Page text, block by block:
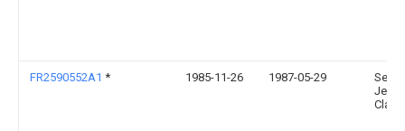
FR2590552A1 * 1985-11-26 1987-05-29
Jean